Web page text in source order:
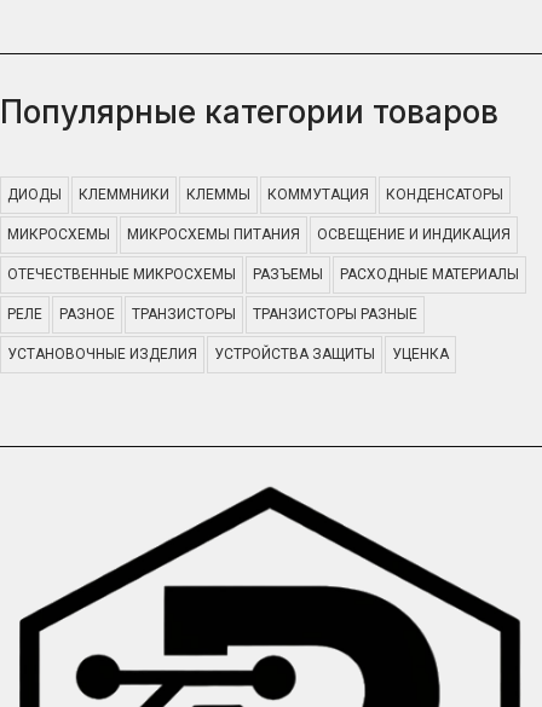
Популярные категории товаров
ДИОДЫ КЛЕММНИКИ КЛЕММЫ КОММУТАЦИЯ КОНДЕНСАТОРЫ
МИКРОСХЕМЫ МИКРОСХЕМЫ ПИТАНИЯ ОСВЕЩЕНИЕ И ИНДИКАЦИЯ
ОТЕЧЕСТВЕННЫЕ МИКРОСХЕМЫ РАЗЪЕМЫ РАСХОДНЫЕ МАТЕРИАЛЫ
РЕЛЕ РАЗНОЕ ТРАНЗИСТОРЫ ТРАНЗИСТОРЫ РАЗНЫЕ
УСТАНОВОЧНЫЕ ИЗДЕЛИЯ УСТРОЙСТВА ЗАЩИТЫ УЦЕНКА